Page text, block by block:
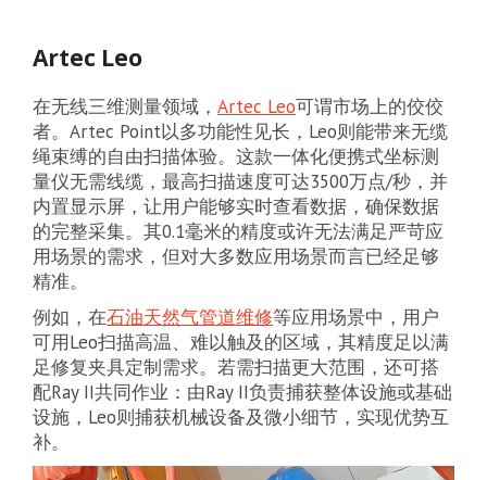
Artec Leo
在无线三维测量领域， Artec Leo可谓市场上的佼佼
者。Artec Point以多功能性见长，Leo则能带来无缆
绳束缚的自由扫描体验。这款一体化便携式坐标测
量仪无需线缆，最高扫描速度可达3500万点/秒，并
内置显示屏，让用户能够实时查看数据，确保数据
的完整采集。其0.1毫米的精度或许无法满足严苛应
用场景的需求，但对大多数应用场景而言已经足够
精准。
例如，在石油天然气管道维修等应用场景中，用户
可用Leo扫描高温、难以触及的区域，其精度足以满
足修复夹具定制需求。若需扫描更大范围，还可搭
配Ray II共同作业：由Ray II负责捕获整体设施或基础
设施，Leo则捕获机械设备及微小细节，实现优势互
补。